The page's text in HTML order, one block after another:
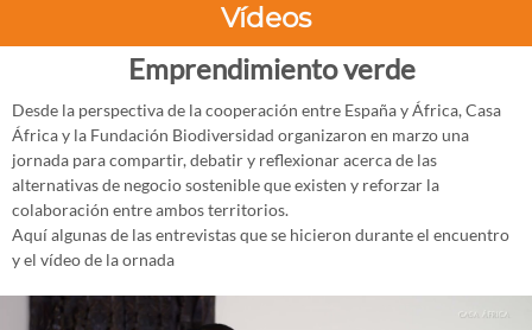
Vídeos
Emprendimiento verde
Desde la perspectiva de la cooperación entre España y África, Casa
África y la Fundación Biodiversidad organizaron en marzo una
jornada para compartir, debatir y reflexionar acerca de las
alternativas de negocio sostenible que existen y reforzar la
colaboración entre ambos territorios.
Aquí algunas de las entrevistas que se hicieron durante el encuentro
y el vídeo de la ornada